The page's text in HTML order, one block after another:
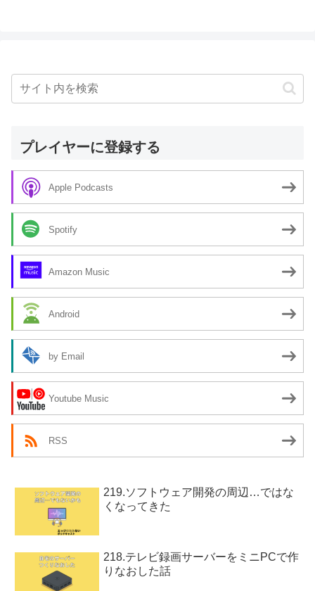
プレイヤーに登録する
Apple Podcasts
Spotify
Amazon Music
Android
by Email
Youtube Music
RSS
219.ソフトウェア開発の周辺…ではな
くなってきた
218.テレビ録画サーバーをミニPCで作
りなおした話